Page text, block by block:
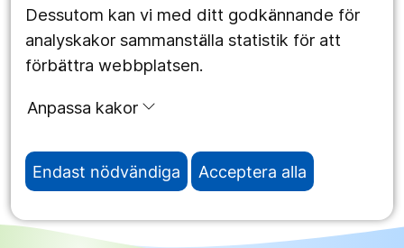
Dessutom kan vi med ditt godkännande för
analyskakor sammanställa statistik för att
förbättra webbplatsen.
Anpassa kakor
Endast nödvändiga Acceptera alla
Följ oss
Facebook